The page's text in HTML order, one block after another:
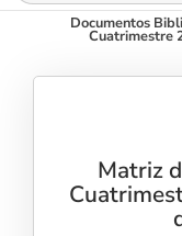
Documentos
Cuatrimestre
Matriz